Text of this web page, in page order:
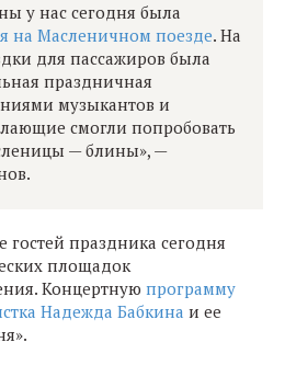
у нас сегодня была
на Масленичном поезде. На
для пассажиров была
праздничная
музыкантов и
смогли попробовать
— блины», —
праздника сегодня
площадок
Концертную программу
Надежда Бабкина и ее